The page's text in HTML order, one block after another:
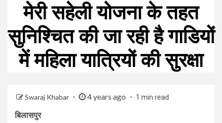
मेरी सहेली योजना के तहत
सुनिश्चित की जा रही है गाडियों
में महिला यात्रियों की सुरक्षा
Swaraj Khabar 4 years ago 1 min read
बिलासपुर